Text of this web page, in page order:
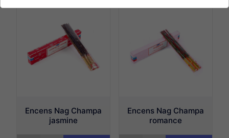
Encens Nag Champa
jasmine
Encens Nag Champa
romance